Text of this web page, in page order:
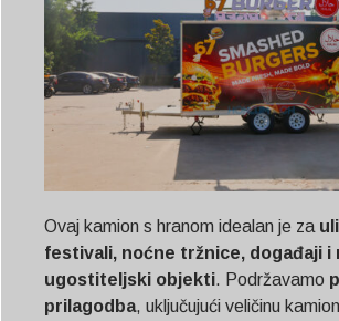
Ovaj kamion s hranom idealan je za
festivali, noćne tržnice, događaji i
ugostiteljski objekti. Podržavamo
prilagodba, uključujući veličinu